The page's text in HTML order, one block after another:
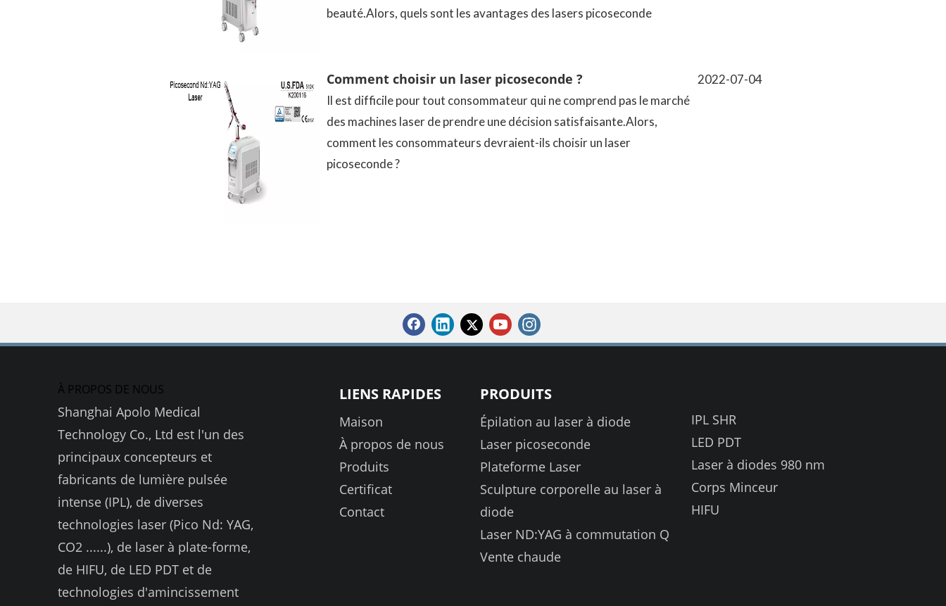
beauté.Alors, quels sont les avantages des lasers picoseconde
Comment choisir un laser picoseconde ?
Il est difficile pour tout consommateur qui ne comprend pas le marché
des machines laser de prendre une décision satisfaisante.Alors,
comment les consommateurs devraient-ils choisir un laser
picoseconde ?
2022-07-04
À PROPOS DE NOUS
Shanghai Apolo Medical
Technology Co., Ltd est l'un des
principaux concepteurs et
fabricants de lumière pulsée
intense (IPL), de diverses
technologies laser (Pico Nd: YAG,
CO2 ......), de laser à plate-forme,
de HIFU, de LED PDT et de
technologies d'amincissement
LIENS RAPIDES
Maison
À propos de nous
Produits
Certificat
Contact
PRODUITS
Épilation au laser à diode
Laser picoseconde
Plateforme Laser
Sculpture corporelle au laser à
diode
Laser ND:YAG à commutation Q
Vente chaude
IPL SHR
LED PDT
Laser à diodes 980 nm
Corps Minceur
HIFU